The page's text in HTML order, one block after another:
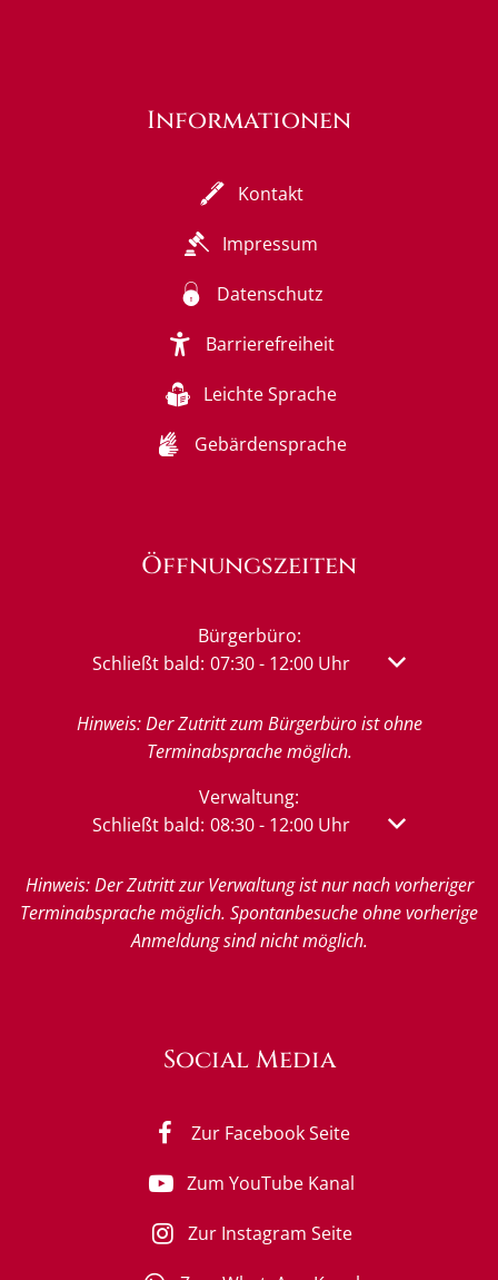
Informationen
Kontakt
Impressum
Datenschutz
Barrierefreiheit
Leichte Sprache
Gebärdensprache
Öffnungszeiten
Bürgerbüro:
Klicken, um weitere Öffnungs- oder
Schließt bald: 07:30- 12:00 Uhr Von 07:30
Hinweis: Der Zutritt zum Bürgerbüro ist ohne
Terminabsprache möglich.
Verwaltung:
Klicken, um weitere Öffnungs- oder
Schließt bald: 08:30- 12:00 Uhr Von 08:30
Hinweis: Der Zutritt zur Verwaltung ist nur nach vorheriger
Terminabsprache möglich. Spontanbesuche ohne vorherige
Anmeldung sind nicht möglich.
Social Media
Zur Facebook Seite
Zum YouTube Kanal
Zur Instagram Seite